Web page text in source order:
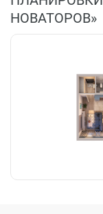
НОВАТОРОВ»